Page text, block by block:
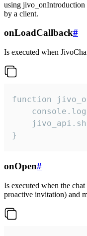
using jivo_onIntroduction
by a client.
onLoadCallback#
Is executed when
function
}
onOpen#
Is executed when the
proactive invitation) and